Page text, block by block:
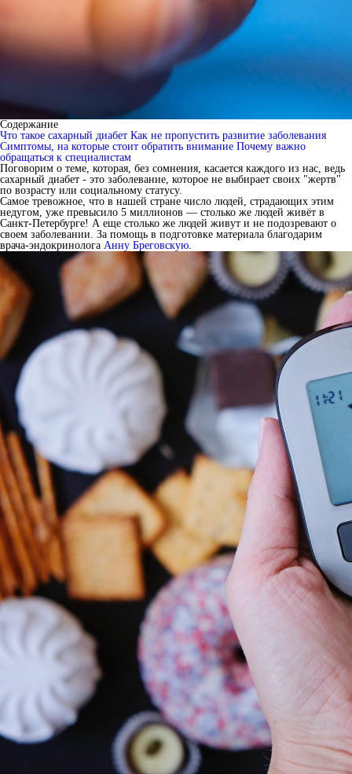
Содержание
Что такое сахарный диабет Как не пропустить развитие заболевания
Симптомы, на которые стоит обратить внимание Почему важно
обращаться к специалистам
Поговорим о теме, которая, без сомнения, касается каждого из нас, ведь
сахарный диабет - это заболевание, которое не выбирает своих "жертв"
по возрасту или социальному статусу.
Самое тревожное, что в нашей стране число людей, страдающих этим
недугом, уже превысило 5 миллионов — столько же людей живёт в
Санкт-Петербурге! А еще столько же людей живут и не подозревают о
своем заболевании. За помощь в подготовке материала благодарим
врача-эндокринолога Анну Бреговскую.